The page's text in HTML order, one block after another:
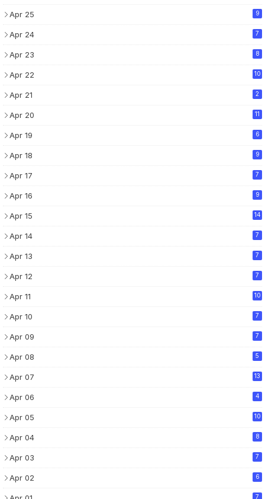
Apr 25 9
Apr 24 7
Apr 23 8
Apr 22 10
Apr 21 2
Apr 20 11
Apr 19 6
Apr 18 9
Apr 17 7
Apr 16 9
Apr 15 14
Apr 14 7
Apr 13 7
Apr 12 7
Apr 11 10
Apr 10 7
Apr 09 7
Apr 08 5
Apr 07 13
Apr 06 4
Apr 05 10
Apr 04 8
Apr 03 7
Apr 02 6
7